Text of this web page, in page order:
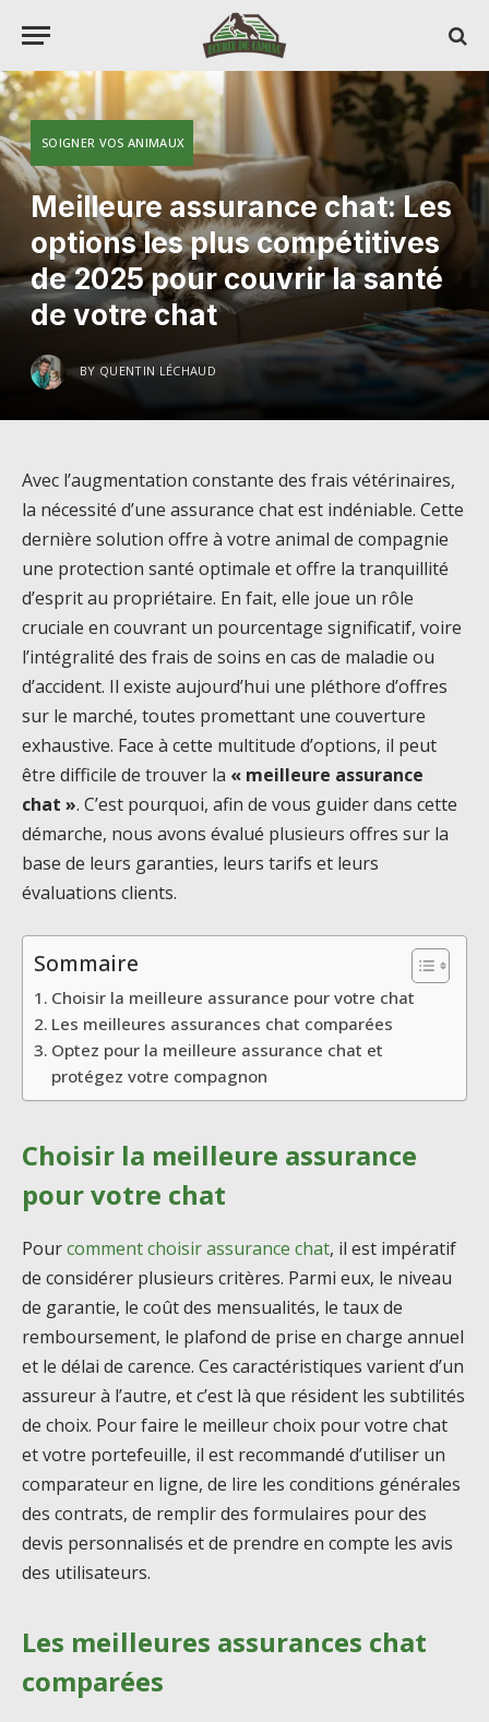
SOIGNER VOS ANIMAUX
Meilleure assurance chat: Les
options les plus compétitives
de 2025 pour couvrir la santé
de votre chat
BY QUENTIN LÉCHAUD
Avec l’augmentation constante des frais vétérinaires,
la nécessité d’une assurance chat est indéniable. Cette
dernière solution offre à votre animal de compagnie
une protection santé optimale et offre la tranquillité
d’esprit au propriétaire. En fait, elle joue un rôle
cruciale en couvrant un pourcentage significatif, voire
l’intégralité des frais de soins en cas de maladie ou
d’accident. Il existe aujourd’hui une pléthore d’offres
sur le marché, toutes promettant une couverture
exhaustive. Face à cette multitude d’options, il peut
être difficile de trouver la « meilleure assurance
chat ». C’est pourquoi, afin de vous guider dans cette
démarche, nous avons évalué plusieurs offres sur la
base de leurs garanties, leurs tarifs et leurs
évaluations clients.
Sommaire
Choisir la meilleure assurance pour votre chat
Les meilleures assurances chat comparées
Optez pour la meilleure assurance chat et
protégez votre compagnon
Choisir la meilleure assurance
pour votre chat
Pourcomment choisir assurance chat, il est impératif
de considérer plusieurs critères. Parmi eux, le niveau
de garantie, le coût des mensualités, le taux de
remboursement, le plafond de prise en charge annuel
et le délai de carence. Ces caractéristiques varient d’un
assureur à l’autre, et c’est là que résident les subtilités
de choix. Pour faire le meilleur choix pour votre chat
et votre portefeuille, il est recommandé d’utiliser un
comparateur en ligne, de lire les conditions générales
des contrats, de remplir des formulaires pour des
devis personnalisés et de prendre en compte les avis
des utilisateurs.
Les meilleures assurances chat
comparées